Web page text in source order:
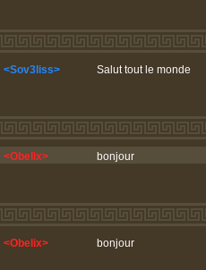
<Sov3liss> Salut tout le monde
<Obelix> bonjour
<Obelix> bonjour